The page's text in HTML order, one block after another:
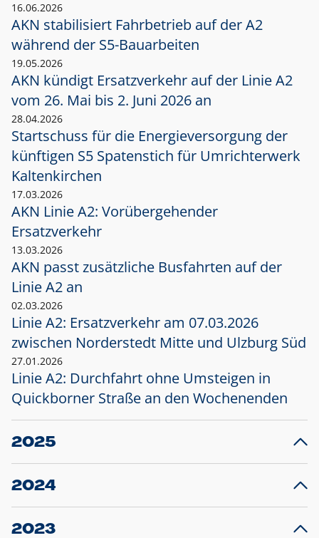
16.06.2026
AKN stabilisiert Fahrbetrieb auf der A2
während der S5-Bauarbeiten
19.05.2026
AKN kündigt Ersatzverkehr auf der Linie A2
vom 26. Mai bis 2. Juni 2026 an
28.04.2026
Startschuss für die Energieversorgung der
künftigen S5 Spatenstich für Umrichterwerk
Kaltenkirchen
17.03.2026
AKN Linie A2: Vorübergehender
Ersatzverkehr
13.03.2026
AKN passt zusätzliche Busfahrten auf der
Linie A2 an
02.03.2026
Linie A2: Ersatzverkehr am 07.03.2026
zwischen Norderstedt Mitte und Ulzburg Süd
27.01.2026
Linie A2: Durchfahrt ohne Umsteigen in
Quickborner Straße an den Wochenenden
2025
23.12.2025
Projekt S5: Start der Bauarbeiten am
2024
10.12.2024
Großprojekt S5: Sperrung der Bahnstraße in
2023